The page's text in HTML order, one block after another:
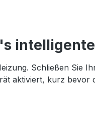
Schließen Sie
aktiviert, kurz